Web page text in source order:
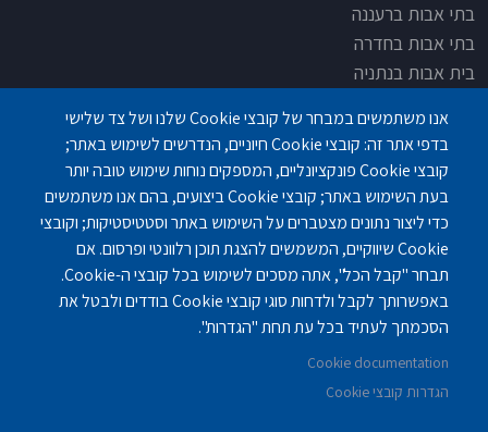
בתי אבות ברעננה
בתי אבות בחדרה
בית אבות בנתניה
בית אבות בפתח תקוה
בית בלב כפר סבא
בית אבות בחיפה
פנחס לבון 18 ,לב יסמין, קומה-2, נתניה
077-5420695
אנו משתמשים במבחר של קובצי Cookie שלנו ושל צד שלישי
בדפי אתר זה: קובצי Cookie חיוניים, הנדרשים לשימוש באתר;
קובצי Cookie פונקציונליים, המספקים נוחות שימוש טובה יותר
בעת השימוש באתר; קובצי Cookie ביצועים, בהם אנו משתמשים
כדי ליצור נתונים מצטברים על השימוש באתר וסטטיסטיקות; וקובצי
Cookie שיווקיים, המשמשים להצגת תוכן רלוונטי ופרסום. אם
תבחר "קבל הכל", אתה מסכים לשימוש בכל קובצי ה-Cookie.
באפשרותך לקבל ולדחות סוגי קובצי Cookie בודדים ולבטל את
הסכמתך לעתיד בכל עת תחת "הגדרות".
Cookie documentation
הגדרות קובצי Cookie